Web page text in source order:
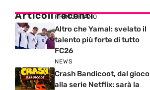
Articoli recenti
PRIMO PIANO
Altro che Yamal: svelato il
talento più forte di tutto
FC26
NEWS
Crash Bandicoot, dal gioco
alla serie Netflix: sarà la